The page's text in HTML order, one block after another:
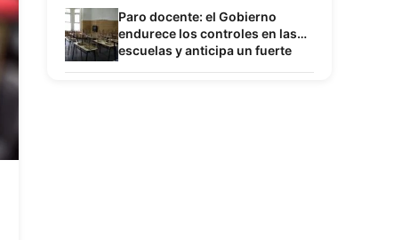
próximo destino
Paro docente: el Gobierno
endurece los controles en las
escuelas y anticipa un fuerte